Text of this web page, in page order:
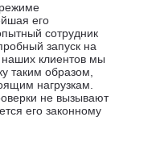
его
сотрудник
запуск на
клиентов мы
таким образом,
нагрузкам.
не вызывают
его законному